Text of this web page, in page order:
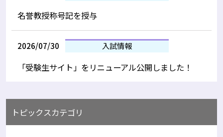
名誉教授称号記を授与
2026/07/30 入試情報
「受験生サイト」をリニューアル公開しました！
トピックスカテゴリ